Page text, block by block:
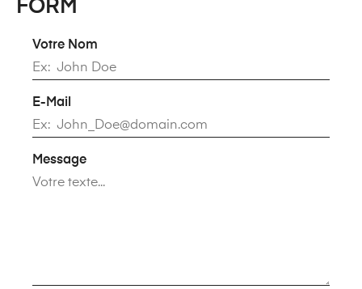
FORM
Votre Nom
E-Mail
Message